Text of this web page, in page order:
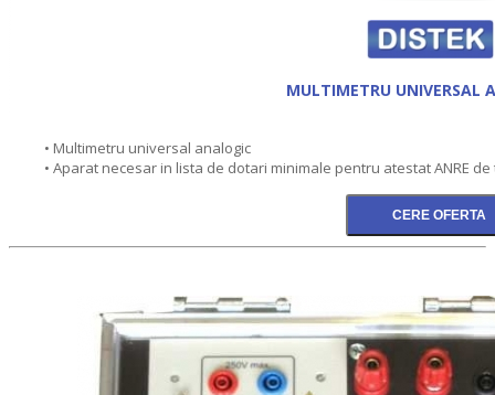
MULTIMETRU UNIVERSAL
• Multimetru universal analogic
• Aparat necesar in lista de dotari minimale pentru atestat ANRE de